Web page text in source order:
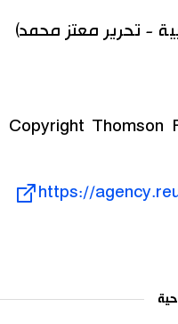
- تحرير معتز محمد)
(c) Copyright
https://